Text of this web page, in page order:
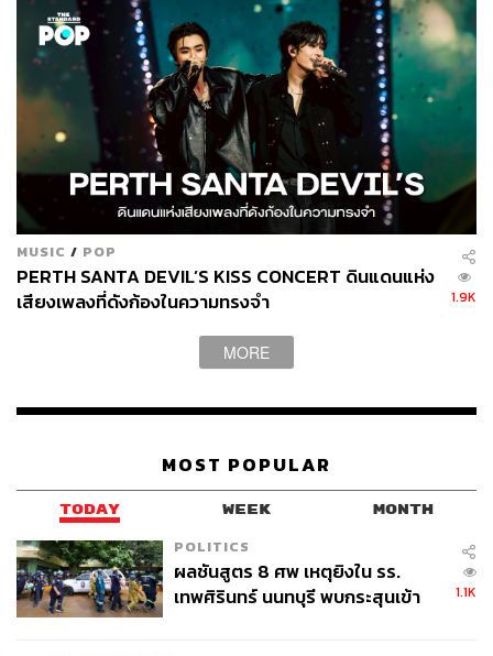
MUSIC / POP
PERTH SANTA DEVIL’S KISS CONCERT ดินแดนแห่ง
เสียงเพลงที่ดังก้องในความทรงจำ
1.9K
MORE
MOST POPULAR
TODAY WEEK MONTH
POLITICS
ผลชันสูตร 8 ศพ เหตุยิงใน รร.
เทพศิรินทร์ นนทบุรี พบกระสุนเข้า
1.1K